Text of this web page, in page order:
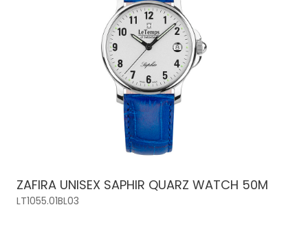
ZAFIRA UNISEX SAPHIR QUARZ WATCH 50M
LT1055.01BL03